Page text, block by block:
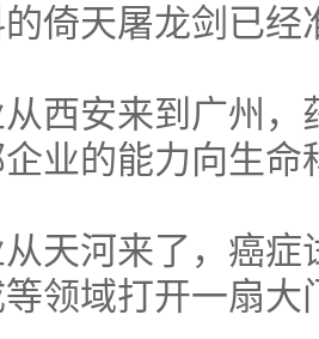
倚天屠龙剑已经
西安来到广州
业的能力向生
天河来了，癌
领域打开一扇大